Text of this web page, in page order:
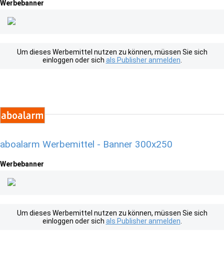
Werbebanner
Um dieses Werbemittel nutzen zu können, müssen Sie sich
einloggen oder sich als Publisher anmelden
aboalarm Werbemittel - Banner 300x250
Werbebanner
Um dieses Werbemittel nutzen zu können, müssen Sie sich
einloggen oder sich als Publisher anmelden